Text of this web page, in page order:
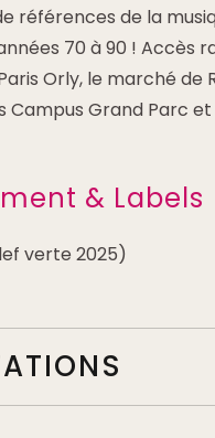
références de la
70 à 90 ! Accès
Orly, le marché de
Campus Grand Parc
& Labels
verte 2025)